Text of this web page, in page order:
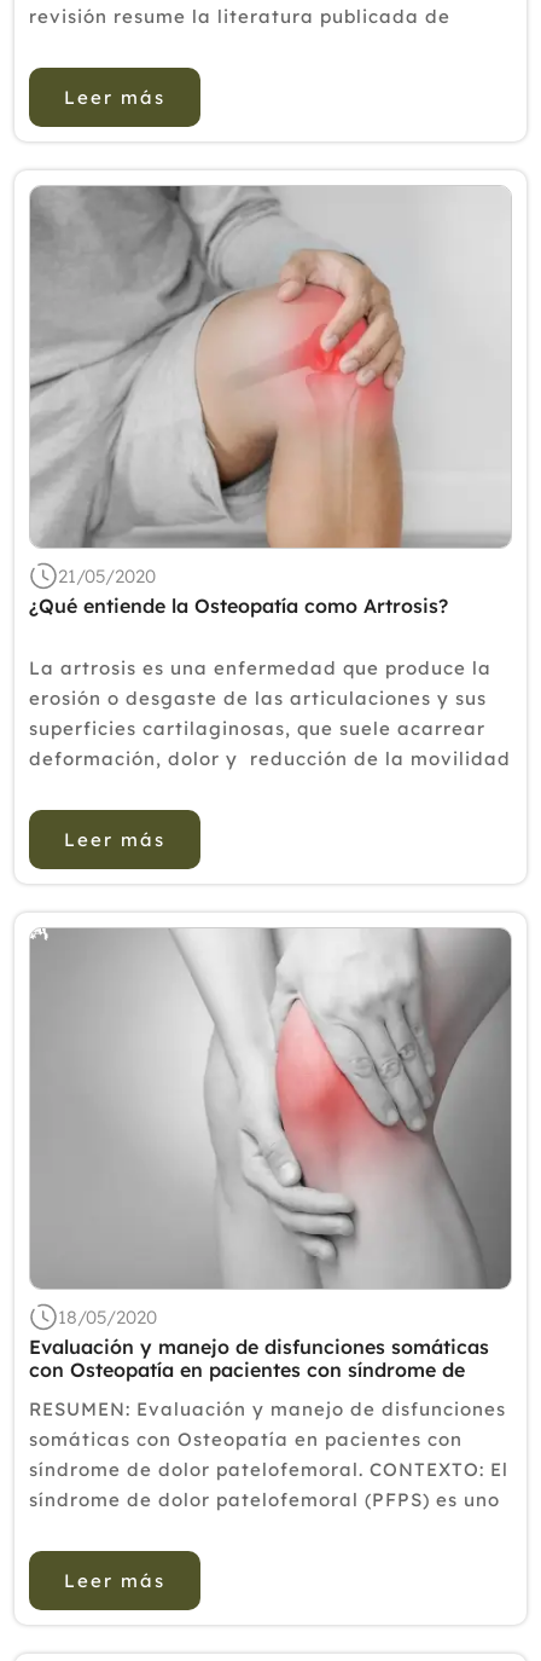
revisión resume la literatura publicada de
utilizada para el tratamiento de la ...
Leer más
21/05/2020
¿Qué entiende la Osteopatía como Artrosis?
La artrosis es una enfermedad que produce la
erosión o desgaste de las articulaciones y sus
superficies cartilaginosas, que suele acarrear
deformación, dolor y reducción de la movilidad
estudios se estima que, ...
Leer más
18/05/2020
Evaluación y manejo de disfunciones somáticas
con Osteopatía en pacientes con síndrome de
RESUMEN: Evaluación y manejo de disfunciones
somáticas con Osteopatía en pacientes con
síndrome de dolor patelofemoral. CONTEXTO: El
síndrome de dolor patelofemoral (PFPS) es uno
rodilla. Las causa...
Leer más